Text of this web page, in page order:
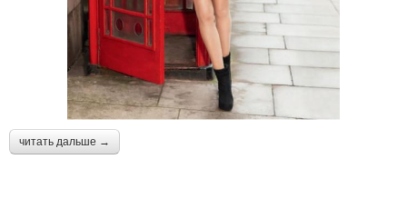
читать дальше →